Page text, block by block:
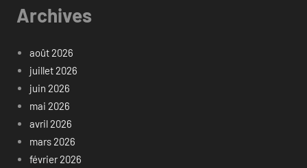
Archives
août 2026
juillet 2026
juin 2026
mai 2026
avril 2026
mars 2026
février 2026